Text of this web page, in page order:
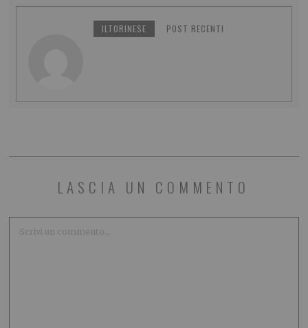
ILTORINESE POST RECENTI
LASCIA UN COMMENTO